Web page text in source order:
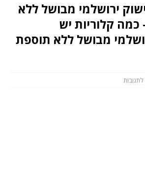
ירושלמי מבושל ללא
קלוריות יש
מבושל ללא תוספת
לתגובות